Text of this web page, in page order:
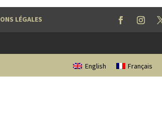
LÉGALES
English Français